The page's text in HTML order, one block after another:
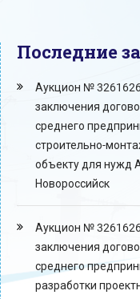
Последние
Аукцион №
заключения
среднего
строительно-
объекту для нужд
Новороссийск
Аукцион №
заключения
среднего
разработки